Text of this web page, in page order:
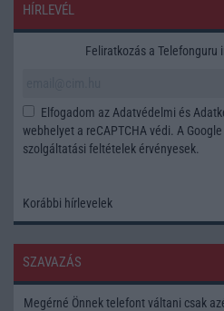
HÍRLEVÉL
Feliratkozás a Telefonguru
Elfogadom azAdatvédelmi és
webhelyet a reCAPTCHA védi. A Google
szolgáltatási feltételek érvényesek.
Korábbi hírlevelek
SZAVAZÁS
Megérné Önnek telefont váltani csak